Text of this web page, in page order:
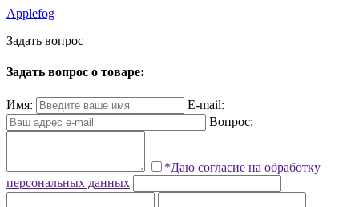
Applefog
Задать вопрос
Задать вопрос о товаре:
Имя:
E-mail:
Вопрос:
*Даю согласие на обработку
персональных данных